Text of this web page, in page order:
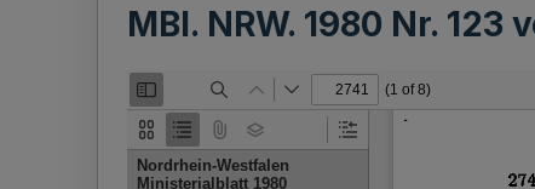
MBl. NRW. 1980 Nr. 123